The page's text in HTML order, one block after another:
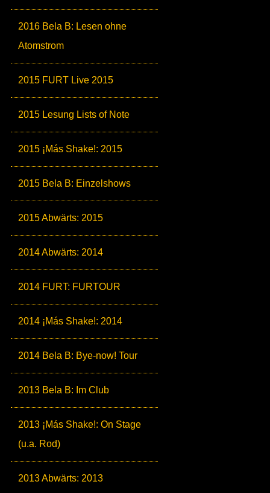
2016 Bela B: Lesen ohne
Atomstrom
2015 FURT Live 2015
2015 Lesung Lists of Note
2015 ¡Más Shake!: 2015
2015 Bela B: Einzelshows
2015 Abwärts: 2015
2014 Abwärts: 2014
2014 FURT: FURTOUR
2014 ¡Más Shake!: 2014
2014 Bela B: Bye-now! Tour
2013 Bela B: Im Club
2013 ¡Más Shake!: On Stage
(u.a. Rod)
2013 Abwärts: 2013